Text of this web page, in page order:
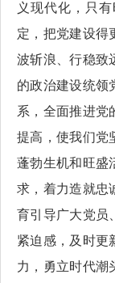
义现代化，只
定，把党建设得
波斩浪、行稳致
的政治建设统领
系，全面推进党
提高，使我们党
蓬勃生机和旺盛
求，着力造就忠
育引导广大党员
紧迫感，及时更
力，勇立时代潮